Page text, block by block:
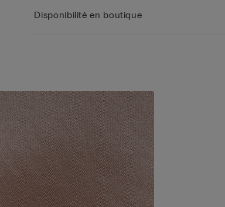
Disponibilité en boutique